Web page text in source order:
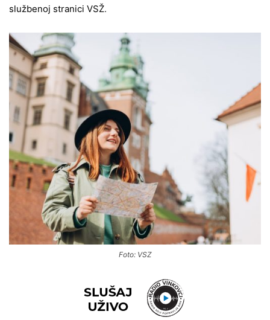
službenoj stranici VSŽ.
Foto: VSZ